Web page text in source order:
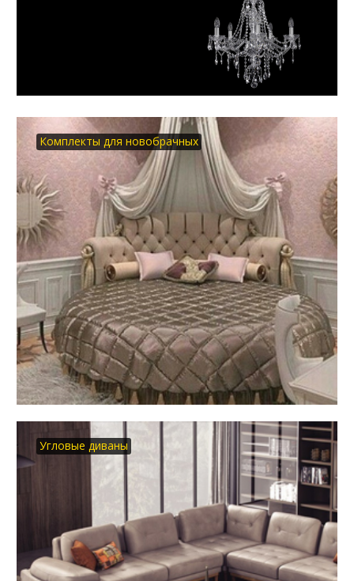
Комплекты для новобрачных
Угловые диваны